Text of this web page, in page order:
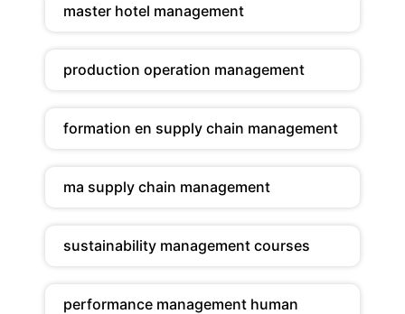
master hotel management
production operation management
formation en supply chain management
ma supply chain management
sustainability management courses
performance management human